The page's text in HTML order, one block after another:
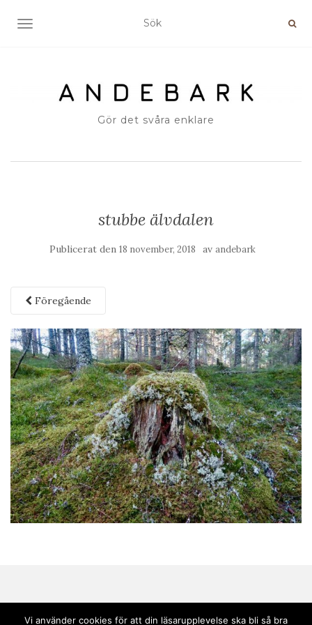
SLÅ PÅ/AV NAVIGERING
Gör det svåra enklare
stubbe älvdalen
Publicerat den 18 november, 2018 av andebark
Föregående
Vi använder cookies för att din läsarupplevelse ska bli så bra